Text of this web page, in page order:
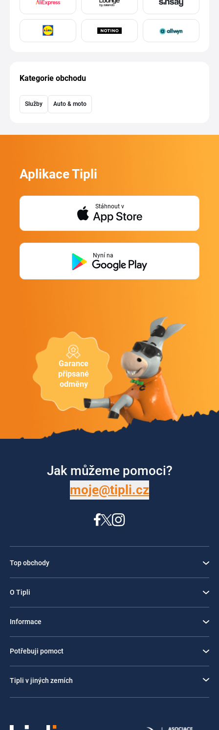
Kategorie obchodu
Služby Auto & moto
Garance
připsané
odměny
Aplikace Tipli
Stáhnout v
Nyní na
Jak můžeme pomoci?
moje@tipli.cz
Top obchody
O Tipli
Informace
Potřebuji pomoct
Tipli v jiných zemích